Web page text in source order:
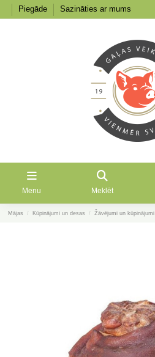
Piegāde Sazināties ar mums
Menu Meklēt
Mājas Kūpinājumi un desas Žāvējumi un kūpinājumi